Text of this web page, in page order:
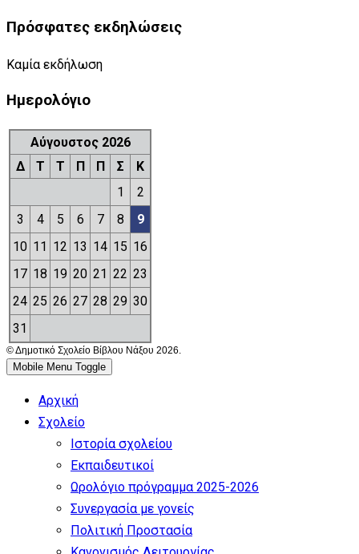
Πρόσφατες εκδηλώσεις
Καμία εκδήλωση
Ημερολόγιο
Αύγουστος 2026
Δ
Τ Τ Π Π Σ
Κ
1
2
3
4 5 6 7 8
9
10 11 12 13 14 15 16
17 18 19 20 21 22 23
24 25 26 27 28 29 30
31
© Δημοτικό Σχολείο Βίβλου Νάξου 2026.
Mobile Menu Toggle
Αρχική
Σχολείο
Ιστορία σχολείου
Εκπαιδευτικοί
Ωρολόγιο πρόγραμμα 2025-2026
Συνεργασία με γονείς
Πολιτική Προστασία